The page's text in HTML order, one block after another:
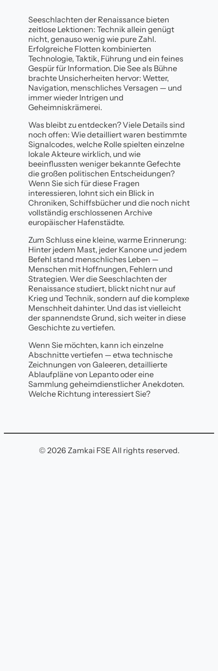
Seeschlachten der Renaissance bieten
zeitlose Lektionen: Technik allein genügt
nicht, genauso wenig wie pure Zahl.
Erfolgreiche Flotten kombinierten
Technologie, Taktik, Führung und ein feines
Gespür für Information. Die See als Bühne
brachte Unsicherheiten hervor: Wetter,
Navigation, menschliches Versagen — und
immer wieder Intrigen und
Geheimniskrämerei.
Was bleibt zu entdecken? Viele Details sind
noch offen: Wie detailliert waren bestimmte
Signalcodes, welche Rolle spielten einzelne
lokale Akteure wirklich, und wie
beeinflussten weniger bekannte Gefechte
die großen politischen Entscheidungen?
Wenn Sie sich für diese Fragen
interessieren, lohnt sich ein Blick in
Chroniken, Schiffsbücher und die noch nicht
vollständig erschlossenen Archive
europäischer Hafenstädte.
Zum Schluss eine kleine, warme Erinnerung:
Hinter jedem Mast, jeder Kanone und jedem
Befehl stand menschliches Leben —
Menschen mit Hoffnungen, Fehlern und
Strategien. Wer die Seeschlachten der
Renaissance studiert, blickt nicht nur auf
Krieg und Technik, sondern auf die komplexe
Menschheit dahinter. Und das ist vielleicht
der spannendste Grund, sich weiter in diese
Geschichte zu vertiefen.
Wenn Sie möchten, kann ich einzelne
Abschnitte vertiefen — etwa technische
Zeichnungen von Galeeren, detaillierte
Ablaufpläne von Lepanto oder eine
Sammlung geheimdienstlicher Anekdoten.
Welche Richtung interessiert Sie?
© 2026 Zamkai FSE All rights reserved.